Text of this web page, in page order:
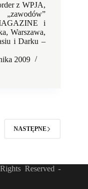
z WPJA,
i
Warszawa,
i Darku –
2009
NASTĘPNE
Reserved -